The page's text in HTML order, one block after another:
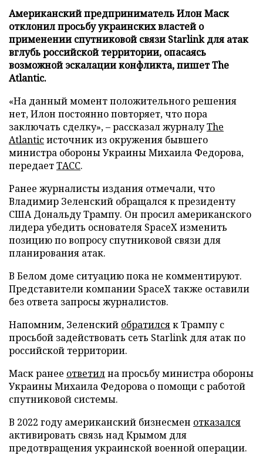
Американский предприниматель Илон Маск
отклонил просьбу украинских властей о
применении спутниковой связи Starlink для атак
вглубь российской территории, опасаясь
возможной эскалации конфликта, пишет The
Atlantic.
«На данный момент положительного решения
нет, Илон постоянно повторяет, что пора
заключать сделку», – рассказал журналуThe
Atlanticисточник из окружения бывшего
министра обороны Украины Михаила Федорова,
передаетТАСС.
Ранее журналисты издания отмечали, что
Владимир Зеленский обращался к президенту
США Дональду Трампу. Он просил американского
лидера убедить основателя SpaceX изменить
позицию по вопросу спутниковой связи для
планирования атак.
В Белом доме ситуацию пока не комментируют.
Представители компании SpaceX также оставили
без ответа запросы журналистов.
Напомним, Зеленский обратилсяк Трампу с
просьбой задействовать сеть Starlink для атак по
российской территории.
Маск ранее ответилна просьбу министра обороны
Украины Михаила Федорова о помощи с работой
спутниковой системы.
В 2022 году американский бизнесмен отказался
активировать связь над Крымом для
предотвращения украинской военной операции.